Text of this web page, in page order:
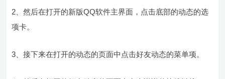
2、然后在打开的新版QQ软件主界面，点击底部的动态的选
项卡。
3、接下来在打开的动态的页面中点击好友动态的菜单项。